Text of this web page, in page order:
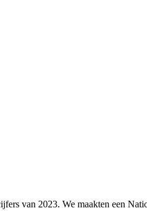
van 2023. We maakten een